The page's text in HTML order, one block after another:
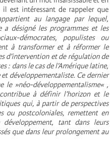
est intéressant de rappeler que
au langage par lequel,
a désigné les programmes et les
démocrates, populistes ou
à transformer et à réformer le
d’intervention et de régulation de
: dans le cas de l’Amérique latine,
développementaliste. Ce dernier
le »néo-développementalisme« ,
à définir l’horizon et le
qui, à partir de perspectives
ou postcoloniales, remettent en
tant dans leurs
que dans leur prolongement au